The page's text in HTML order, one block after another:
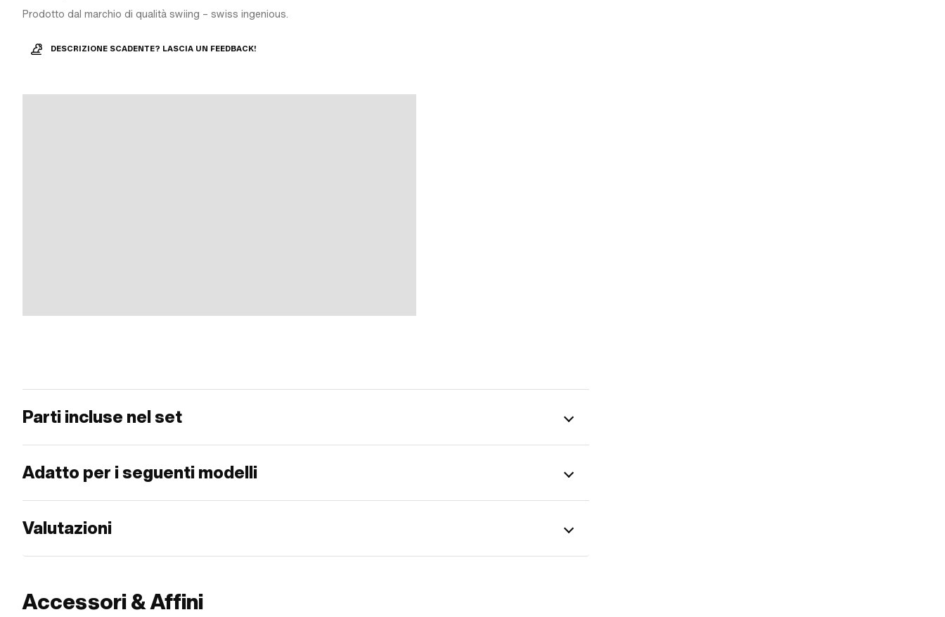
Prodotto dal marchio di qualità swiing – swiss ingenious.
DESCRIZIONE SCADENTE? LASCIA UN FEEDBACK!
Parti incluse nel set
Adatto per i seguenti modelli
Valutazioni
Accessori & Affini